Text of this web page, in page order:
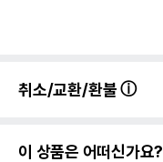
취소/교환/환불
이 상품은 어떠신가요?